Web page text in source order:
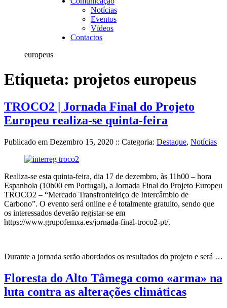
Notícias
Eventos
Vídeos
Contactos
europeus
Etiqueta: projetos europeus
TROCO2 | Jornada Final do Projeto
Europeu realiza-se quinta-feira
Publicado em Dezembro 15, 2020 :: Categoria: Destaque, Notícias
Realiza-se esta quinta-feira, dia 17 de dezembro, às 11h00 – hora
Espanhola (10h00 em Portugal), a Jornada Final do Projeto Europeu
TROCO2 – “Mercado Transfronteiriço de Intercâmbio de
Carbono”. O evento será online e é totalmente gratuito, sendo que
os interessados deverão registar-se em
https://www.grupofemxa.es/jornada-final-troco2-pt/.
Durante a jornada serão abordados os resultados do projeto e será …
Floresta do Alto Tâmega como «arma» na
luta contra as alterações climáticas